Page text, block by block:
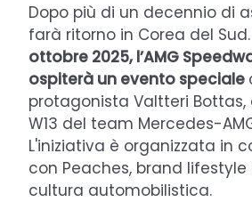
Dopo più di un decennio di
farà ritorno in Corea del Sud.
ottobre 2025, l’AMG
ospiterà un evento speciale
protagonista Valtteri
W13 del team Mercedes-
L'iniziativa è organizzata in
con Peaches, brand
cultura automobilistica.